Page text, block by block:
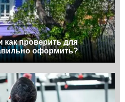
как проверить для
оформить?